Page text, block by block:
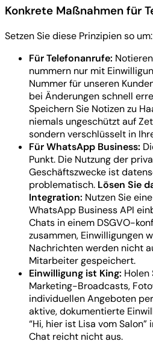
Konkrete Maßnahmen für
Setzen Sie diese Prinzipien so um:
Für Telefonanrufe:
nummern nur mit
Nummer für unseren
bei Änderungen schnell
Speichern Sie Notizen zu
niemals ungeschützt auf
sondern verschlüsselt in
Für WhatsApp Business:
Punkt. Die Nutzung der
Geschäftszwecke ist
problematisch. Lösen Sie
Integration: Nutzen Sie
WhatsApp Business API
Chats in einem DSGVO-
zusammen, Einwilligungen
Nachrichten werden nicht
Mitarbeiter gespeichert.
Einwilligung ist King: Holen
Marketing-Broadcasts,
individuellen Angeboten
aktive, dokumentierte
“Hi, hier ist Lisa vom
Chat reicht nicht aus.